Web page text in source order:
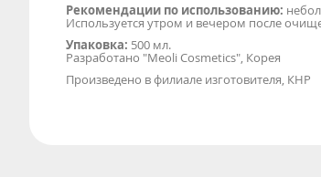
Рекомендации по использованию:
Используется утром и вечером после
Упаковка: 500 мл.
Разработано "Meoli Cosmetics", Корея
Произведено в филиале изготовителя, КНР